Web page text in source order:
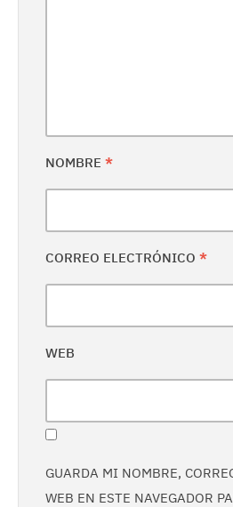
NOMBRE *
CORREO ELECTRÓNICO *
WEB
GUARDA MI NOMBRE,
WEB EN ESTE NAVEGADOR